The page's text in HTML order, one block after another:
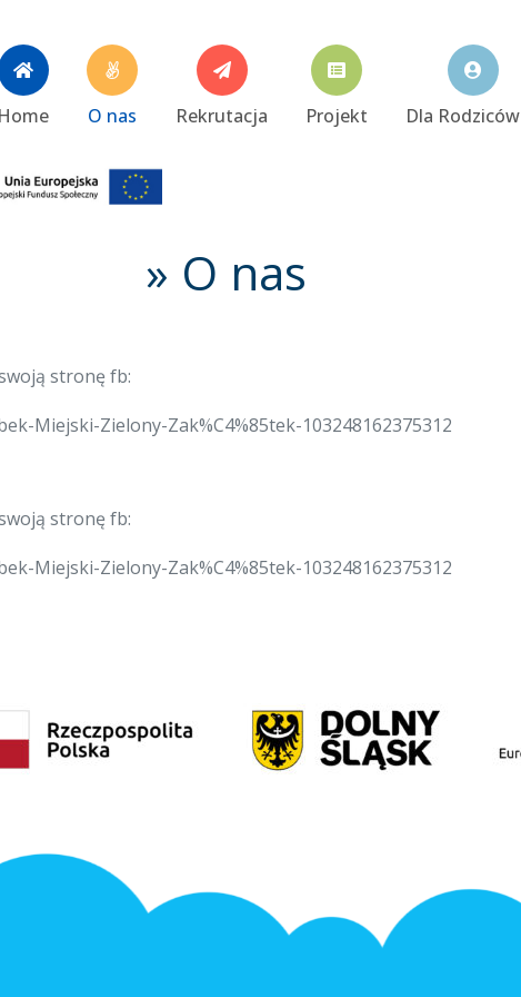
Home O nas Rekrutacja Projekt Dla Rodziców
» O nas
stronę fb:
Miejski-Zielony-Zak%C4%85tek-103248162375312
stronę fb:
Miejski-Zielony-Zak%C4%85tek-103248162375312